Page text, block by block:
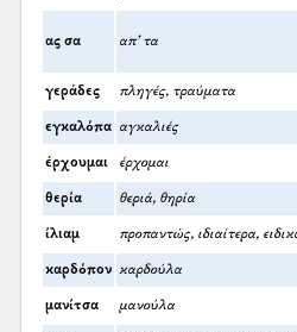
ας σα απ’ τα
γεράδες πληγές, τραύματα
εγκαλόπα αγκαλιές
έρχουμαι έρχομαι
θερία θεριά, θηρία
ίλιαμ προπαντώς, ιδιαίτερα,
καρδόπον καρδούλα
μανίτσα μανούλα